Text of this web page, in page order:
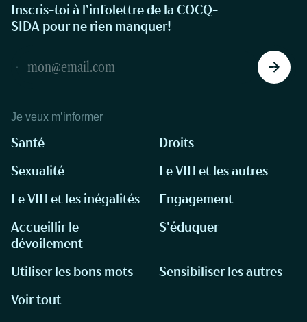
Inscris-toi à l’infolettre de la COCQ-
SIDA pour ne rien manquer!
Je veux m’informer
Santé
Droits
Sexualité
Le VIH et les autres
Le VIH et les inégalités
Engagement
Accueillir le
dévoilement
S'éduquer
Utiliser les bons mots
Sensibiliser les autres
Voir tout